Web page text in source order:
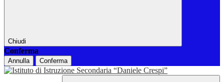
Chiudi
Conferma
Annulla Conferma